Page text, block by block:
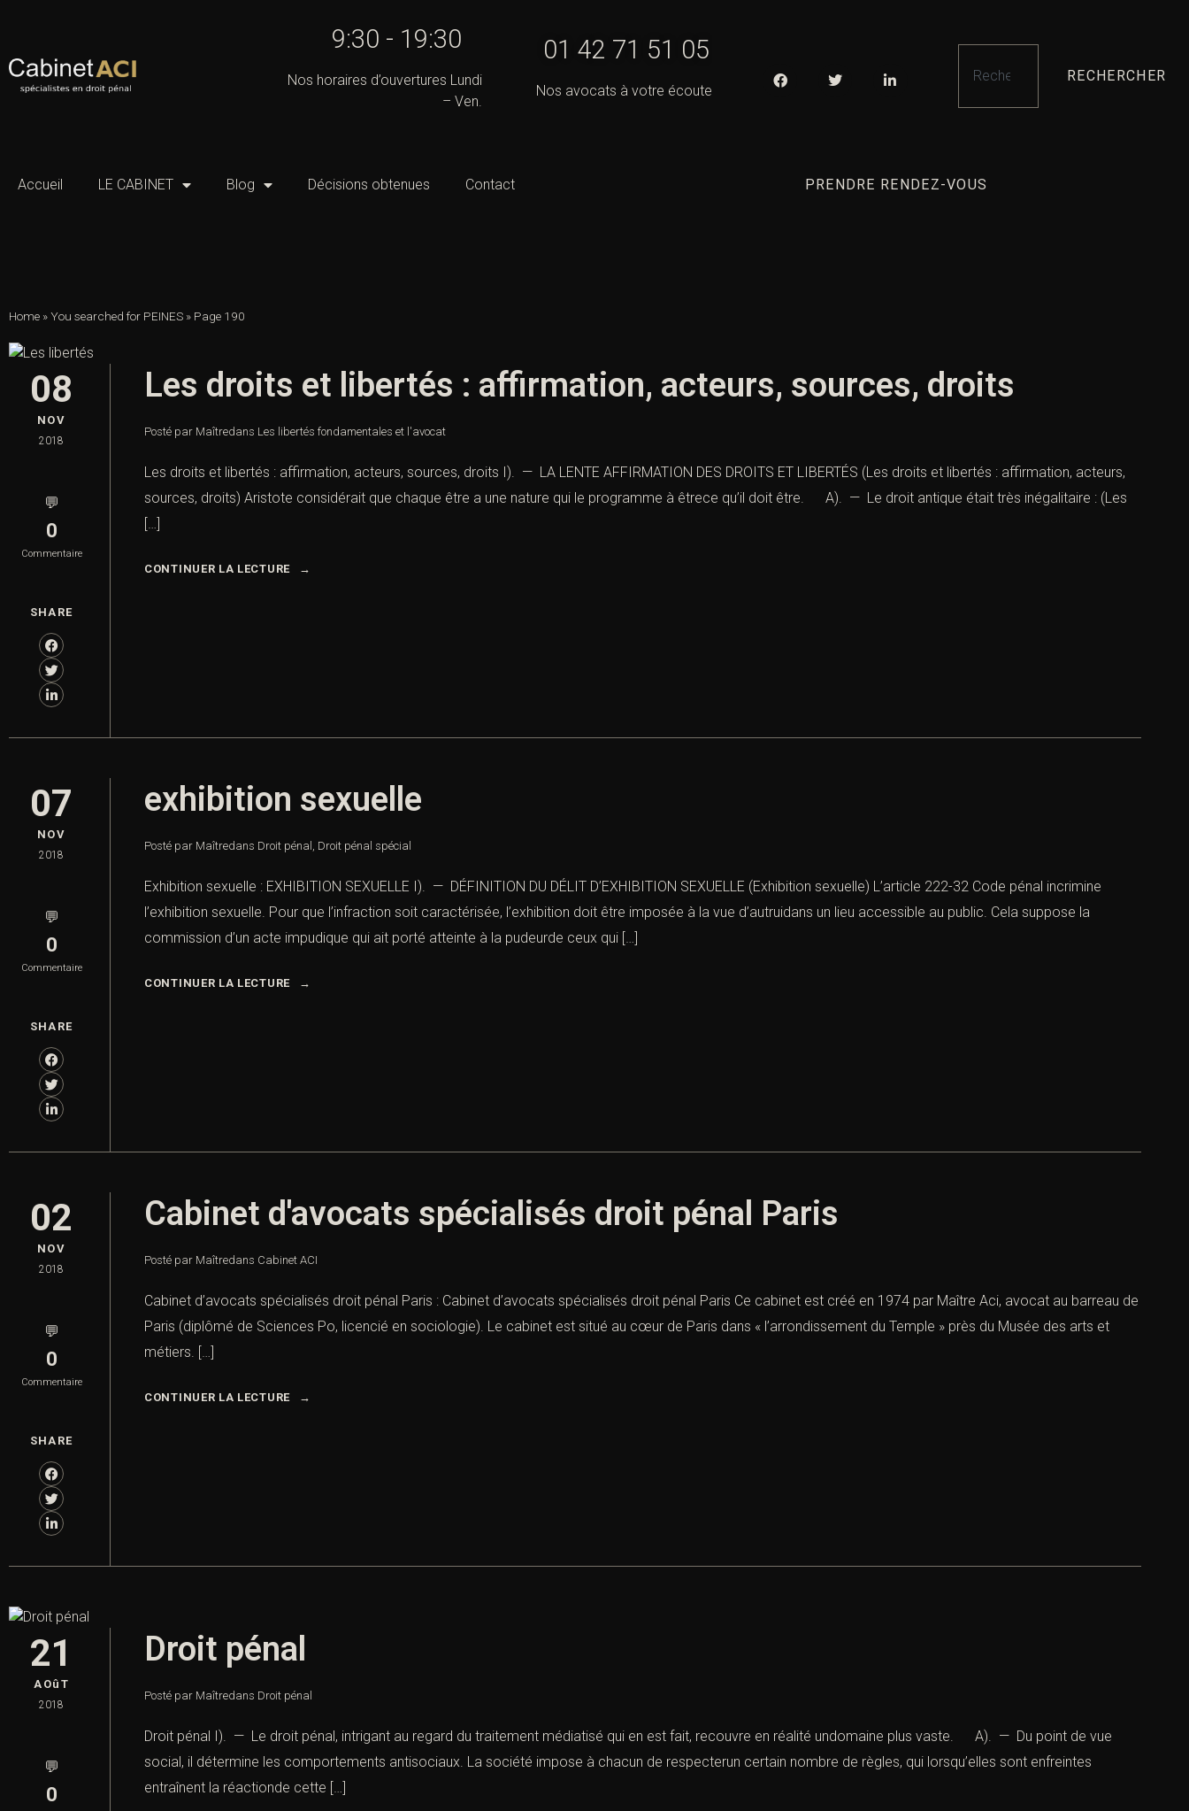
9:30 - 19:30
Nos horaires d’ouvertures Lundi
– Ven.
01 42 71 51 05
Nos avocats à votre écoute
RECHERCHER
Accueil LE CABINET Blog Décisions obtenues Contact PRENDRE RENDEZ-VOUS
Home »You searched for PEINES » Page 190
08
NOV
2018
💬
0
Commentaire
SHARE
Les droits et libertés : affirmation, acteurs, sources, droits
Posté par Maîtredans Les libertés fondamentales et l'avocat
Les droits et libertés : affirmation, acteurs, sources, droits I). — LA LENTE AFFIRMATION DES DROITS ET LIBERTÉS (Les droits et libertés : affirmation, acteurs,
sources, droits) Aristote considérait que chaque être a une nature qui le programme à êtrece qu’il doit être. A). — Le droit antique était très inégalitaire : (Les
[…]
CONTINUER LA LECTURE
07
NOV
2018
💬
0
Commentaire
SHARE
exhibition sexuelle
Posté par Maîtredans Droit pénal , Droit pénal spécial
Exhibition sexuelle : EXHIBITION SEXUELLE I). — DÉFINITION DU DÉLIT D’EXHIBITION SEXUELLE (Exhibition sexuelle) L’article 222-32 Code pénal incrimine
l’exhibition sexuelle. Pour que l’infraction soit caractérisée, l’exhibition doit être imposée à la vue d’autruidans un lieu accessible au public. Cela suppose la
commission d’un acte impudique qui ait porté atteinte à la pudeurde ceux qui […]
CONTINUER LA LECTURE
02
NOV
2018
💬
0
Commentaire
SHARE
Cabinet d'avocats spécialisés droit pénal Paris
Posté par Maîtredans Cabinet ACI
Cabinet d’avocats spécialisés droit pénal Paris : Cabinet d’avocats spécialisés droit pénal Paris Ce cabinet est créé en 1974 par Maître Aci, avocat au barreau de
Paris (diplômé de Sciences Po, licencié en sociologie). Le cabinet est situé au cœur de Paris dans « l’arrondissement du Temple » près du Musée des arts et
métiers. […]
CONTINUER LA LECTURE
21
AOûT
2018
💬
0
Droit pénal
Posté par Maîtredans Droit pénal
Droit pénal I). — Le droit pénal, intrigant au regard du traitement médiatisé qui en est fait, recouvre en réalité undomaine plus vaste. A). — Du point de vue
social, il détermine les comportements antisociaux. La société impose à chacun de respecterun certain nombre de règles, qui lorsqu’elles sont enfreintes
entraînent la réactionde cette […]